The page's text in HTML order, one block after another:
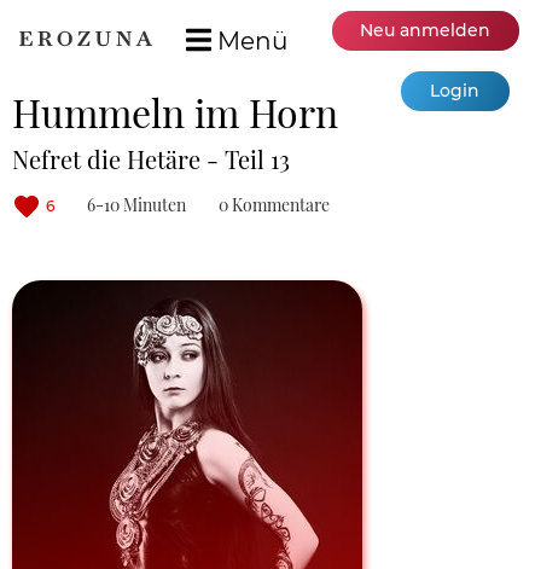
Menü Neu anmelden
Login
Hummeln im Horn
Nefret die Hetäre - Teil 13
6 6-10 Minuten 0 Kommentare